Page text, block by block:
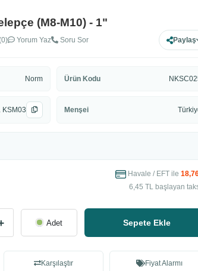
(M8-M10) - 1"
Yorum Yaz Soru Sor Paylaş
Norm Ürün Kodu
KSM03 Menşei
Havale / EFT ile
6,45 TL başlayan
Adet Sepete Ekle
Karşılaştır Fiyat Alarmı